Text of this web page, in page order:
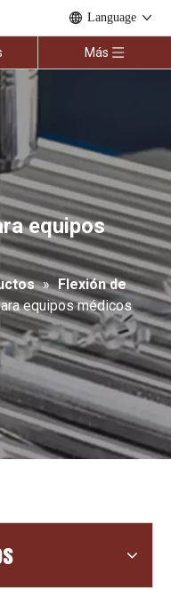
Language
Más
equipos
» Flexión de
equipos médicos